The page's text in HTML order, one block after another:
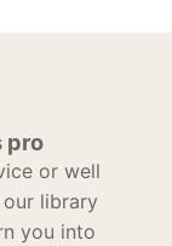
pro
or well
library
you into